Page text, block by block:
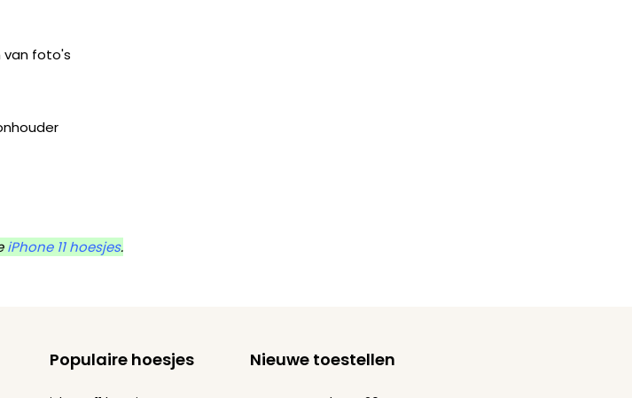
van foto's
iPhone 11 hoesjes.
Populaire hoesjes Nieuwe toestellen